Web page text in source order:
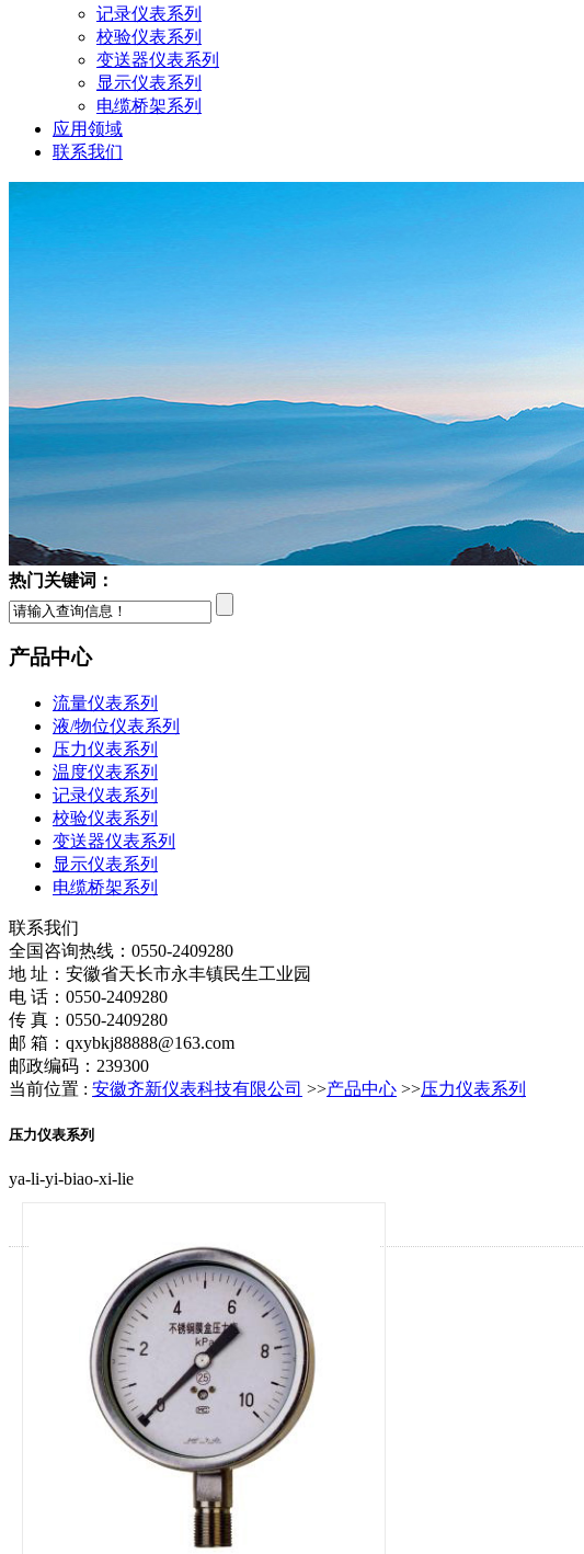
记录仪表系列
校验仪表系列
变送器仪表系列
显示仪表系列
电缆桥架系列
应用领域
联系我们
热门关键词：
产品中心
流量仪表系列
液/物位仪表系列
压力仪表系列
温度仪表系列
记录仪表系列
校验仪表系列
变送器仪表系列
显示仪表系列
电缆桥架系列
联系我们
全国咨询热线： 0550-2409280
地 址：安徽省天长市永丰镇民生工业园
电 话：0550-2409280
传 真：0550-2409280
邮 箱：qxybkj88888@163.com
邮政编码：239300
当前位置 : 安徽齐新仪表科技有限公司 >>产品中心 >>压力仪表系列
压力仪表系列
ya-li-yi-biao-xi-lie